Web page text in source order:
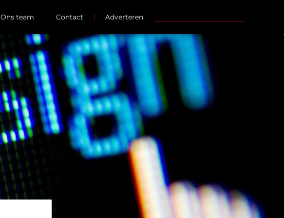
Ons team Contact Adverteren